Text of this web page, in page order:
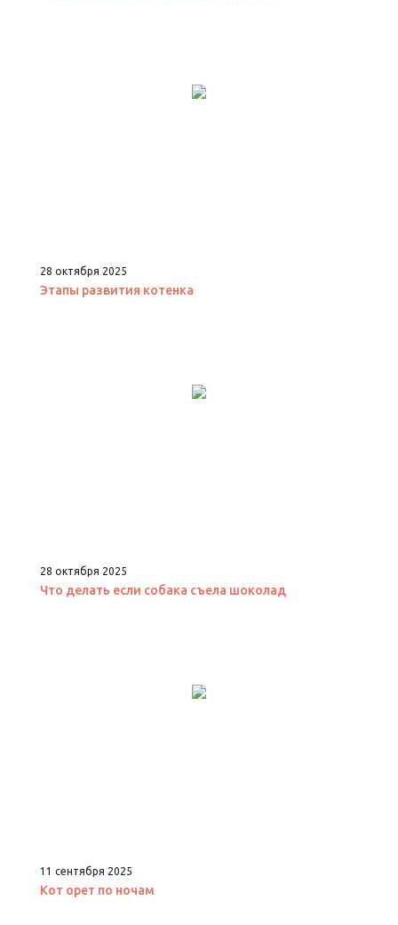
28 октября 2025
Этапы развития котенка
28 октября 2025
Что делать если собака съела шоколад
11 сентября 2025
Кот орет по ночам